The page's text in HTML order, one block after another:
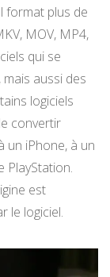
format plus de
MOV, MP4,
qui se
aussi des
logiciels
convertir
un iPhone, à un
PlayStation.
est
le logiciel.